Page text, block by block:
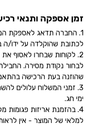
זמן אספקה ותנאי
לכתובת שהוקלדה על ידו/ה
2. לקוחות שבחרו לאסוף
לבחור נקודת מסירה.
שהוזנה בעת הרכישה
3. זמני המשלוח עלולים
ימי חג.
4. בהזמנת אריזות פגומות
למלאי של המוצר - אין